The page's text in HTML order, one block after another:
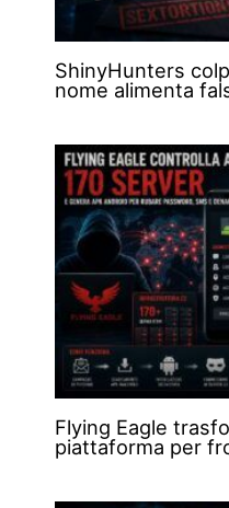
ShinyHunters
nome alimenta
Flying Eagle
piattaforma per